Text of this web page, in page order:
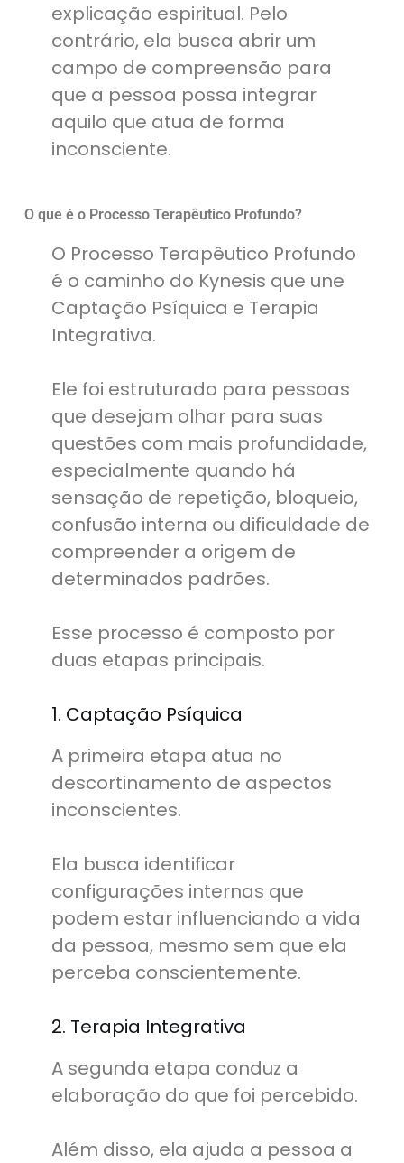
explicação espiritual. Pelo
contrário, ela busca abrir um
campo de compreensão para
que a pessoa possa integrar
aquilo que atua de forma
inconsciente.
O que é o Processo Terapêutico Profundo?
O Processo Terapêutico Profundo
é o caminho do Kynesis que une
Captação Psíquica e Terapia
Integrativa.
Ele foi estruturado para pessoas
que desejam olhar para suas
questões com mais profundidade,
especialmente quando há
sensação de repetição, bloqueio,
confusão interna ou dificuldade de
compreender a origem de
determinados padrões.
Esse processo é composto por
duas etapas principais.
1. Captação Psíquica
A primeira etapa atua no
descortinamento de aspectos
inconscientes.
Ela busca identificar
configurações internas que
podem estar influenciando a vida
da pessoa, mesmo sem que ela
perceba conscientemente.
2. Terapia Integrativa
A segunda etapa conduz a
elaboração do que foi percebido.
Além disso, ela ajuda a pessoa a